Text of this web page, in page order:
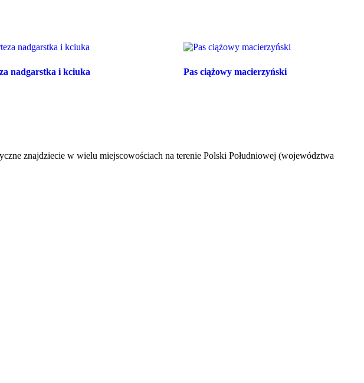
nadgarstka i kciuka Pas ciążowy macierzyński
znajdziecie w wielu miejscowościach na terenie Polski Południowej (województwa